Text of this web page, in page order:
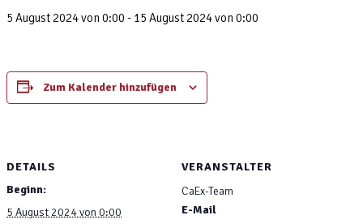
5 August 2024 von 0:00 - 15 August 2024 von 0:00
Zum Kalender hinzufügen
DETAILS
Beginn:
5 August 2024 von 0:00
VERANSTALTER
CaEx-Team
E-Mail